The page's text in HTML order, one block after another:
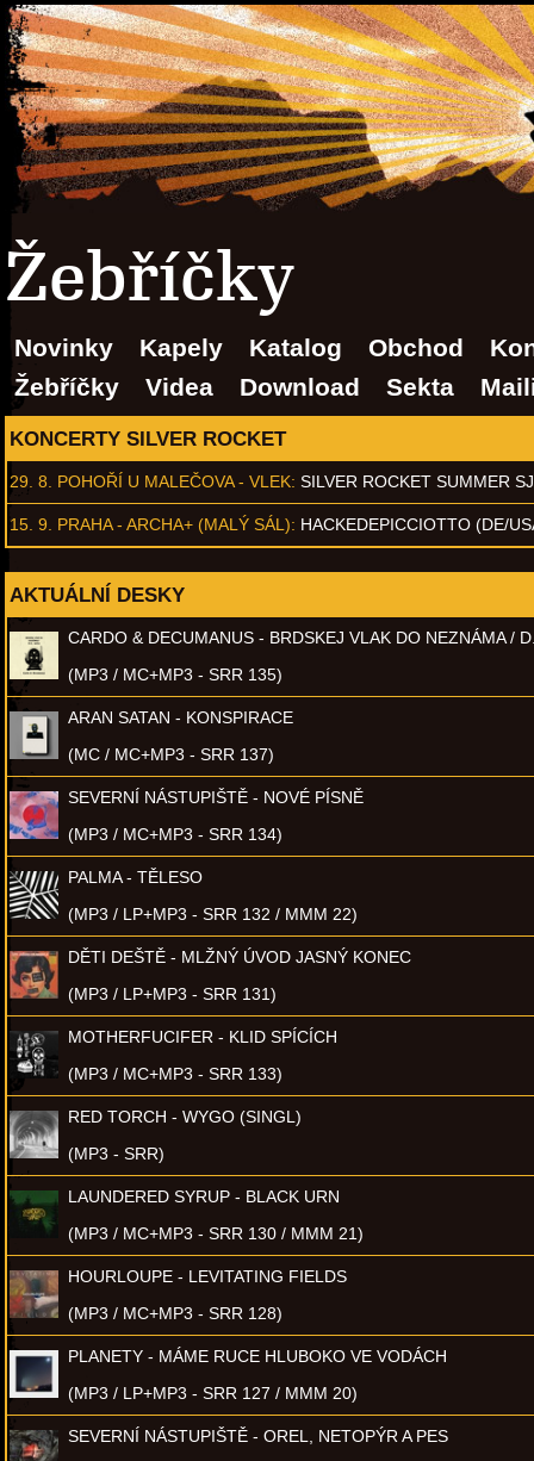
Žebříčky
Novinky Kapely Katalog Obchod
Žebříčky
Videa Download Sekta
KONCERTY SILVER ROCKET
29. 8. POHOŘÍ U MALEČOVA - VLEK: SILVER ROCKET SUMMER
15. 9. PRAHA - ARCHA+ (MALÝ SÁL): HACKEDEPICCIOTTO (DE/
AKTUÁLNÍ DESKY
CARDO & DECUMANUS - BRDSKEJ VLAK DO NEZNÁMA /
(MP3 / MC+MP3 - SRR 135)
ARAN SATAN - KONSPIRACE
(MC / MC+MP3 - SRR 137)
SEVERNÍ NÁSTUPIŠTĚ - NOVÉ PÍSNĚ
(MP3 / MC+MP3 - SRR 134)
PALMA - TĚLESO
(MP3 / LP+MP3 - SRR 132 / MMM 22)
DĚTI DEŠTĚ - MLŽNÝ ÚVOD JASNÝ KONEC
(MP3 / LP+MP3 - SRR 131)
MOTHERFUCIFER - KLID SPÍCÍCH
(MP3 / MC+MP3 - SRR 133)
RED TORCH - WYGO (SINGL)
(MP3 - SRR)
LAUNDERED SYRUP - BLACK URN
(MP3 / MC+MP3 - SRR 130 / MMM 21)
HOURLOUPE - LEVITATING FIELDS
(MP3 / MC+MP3 - SRR 128)
PLANETY - MÁME RUCE HLUBOKO VE VODÁCH
(MP3 / LP+MP3 - SRR 127 / MMM 20)
SEVERNÍ NÁSTUPIŠTĚ - OREL, NETOPÝR A PES